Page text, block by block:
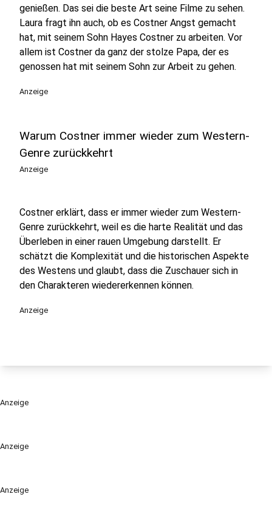
Anzeige
Anzeige
genießen. Das sei die beste Art seine Filme zu sehen.
Laura fragt ihn auch, ob es Costner Angst gemacht
hat, mit seinem Sohn Hayes Costner zu arbeiten. Vor
allem ist Costner da ganz der stolze Papa, der es
genossen hat mit seinem Sohn zur Arbeit zu gehen.
Anzeige
Warum Costner immer wieder zum Western-
Genre zurückkehrt
Anzeige
Costner erklärt, dass er immer wieder zum Western-
Genre zurückkehrt, weil es die harte Realität und das
Überleben in einer rauen Umgebung darstellt. Er
schätzt die Komplexität und die historischen Aspekte
des Westens und glaubt, dass die Zuschauer sich in
den Charakteren wiedererkennen können.
Anzeige
Anzeige